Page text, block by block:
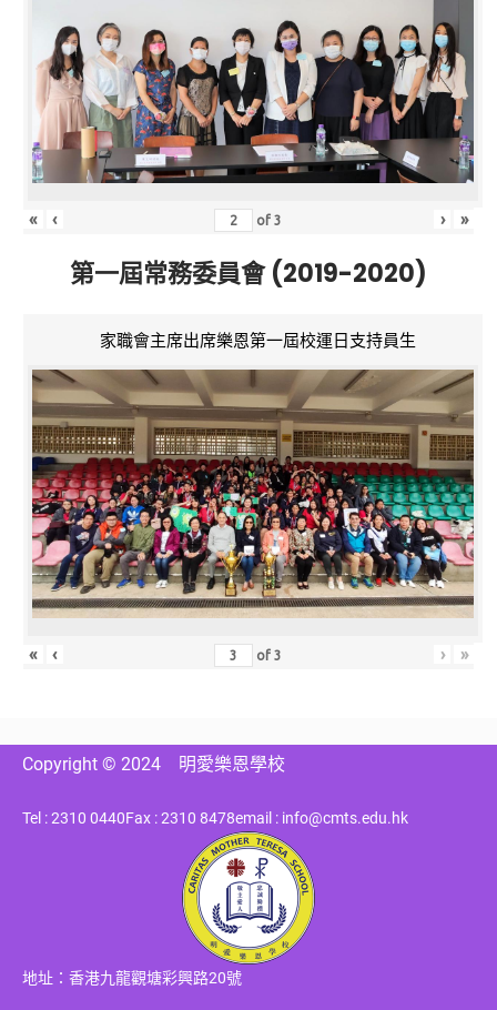
« ‹ of3 › »
第一屆常務委員會 (2019-2020)
家職會主席出席樂恩第一屆校運日支持員生
« ‹ of3 › »
Copyright © 2024 明愛樂恩學校
Tel : 2310 0440Fax : 2310 8478email : info@cmts.edu.hk
地址：香港九龍觀塘彩興路20號